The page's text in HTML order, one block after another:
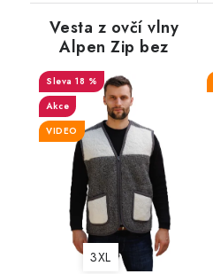
Vesta z ovčí vlny
Alpen Zip bez
límce tmavě šedá
18 %
Akce
VIDEO
3XL